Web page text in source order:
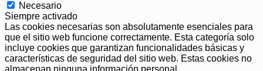
Necesario
Siempre activado
Las cookies necesarias son absolutamente esenciales para
que el sitio web funcione correctamente. Esta categoría solo
incluye cookies que garantizan funcionalidades básicas y
características de seguridad del sitio web. Estas cookies no